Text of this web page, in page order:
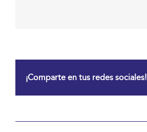
¡Comparte en tus redes sociales!